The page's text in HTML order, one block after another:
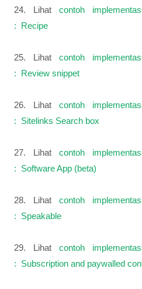
24. Lihat contoh
: Recipe
25. Lihat contoh
: Review snippet
26. Lihat contoh
: Sitelinks Search box
27. Lihat contoh
: Software App (beta)
28. Lihat contoh
: Speakable
29. Lihat contoh
: Subscription and paywalled